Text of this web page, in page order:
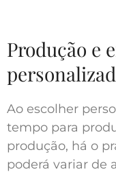
Produção e
Ao escolher
tempo para
produção, há o
poderá variar de